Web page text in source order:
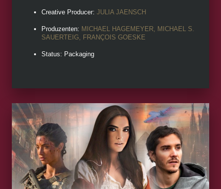
Creative Producer: JULIA JAENSCH
Produzenten: MICHAEL HAGEMEYER, MICHAEL S.
SAUERTEIG, FRANÇOIS GOESKE
Status: Packaging